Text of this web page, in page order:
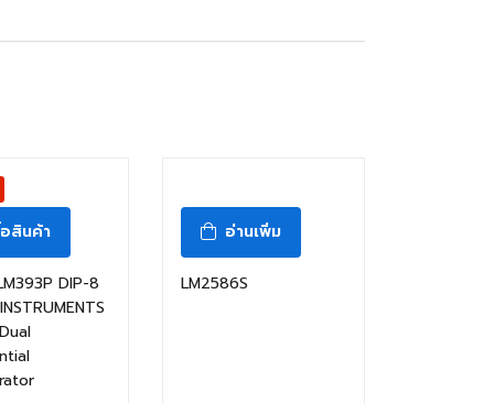
สินค้า
DIP-8
อ่านเพิ่ม
LM2586S